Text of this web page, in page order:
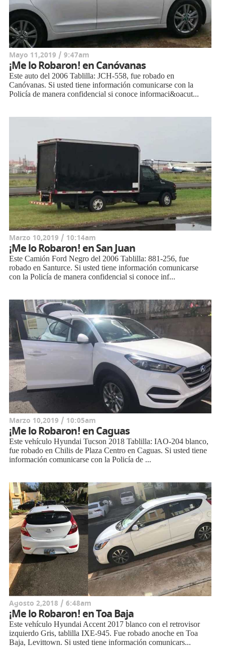
Mayo 11,2019 / 9:47am
¡Me lo Robaron! en Canóvanas
Este auto del 2006 Tablilla: JCH-558, fue robado en
Canóvanas. Si usted tiene información comunicarse con la
Policía de manera confidencial si conoce informaci&oacut...
Marzo 10,2019 / 10:14am
¡Me lo Robaron! en San Juan
Este Camión Ford Negro del 2006 Tablilla: 881-256, fue
robado en Santurce. Si usted tiene información comunicarse
con la Policía de manera confidencial si conoce inf...
Marzo 10,2019 / 10:05am
¡Me lo Robaron! en Caguas
Este vehículo Hyundai Tucson 2018 Tablilla: IAO-204 blanco,
fue robado en Chilis de Plaza Centro en Caguas. Si usted tiene
información comunicarse con la Policía de ...
Agosto 2,2018 / 6:48am
¡Me lo Robaron! en Toa Baja
Este vehículo Hyundai Accent 2017 blanco con el retrovisor
izquierdo Gris, tablilla IXE-945. Fue robado anoche en Toa
Baja, Levittown. Si usted tiene información comunicars...